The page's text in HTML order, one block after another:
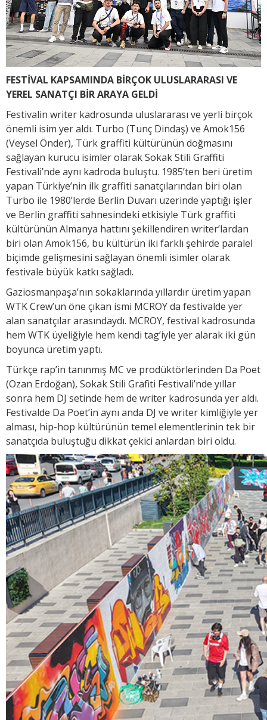
FESTİVAL KAPSAMINDA BİRÇOK ULUSLARARASI VE
YEREL SANATÇI BİR ARAYA GELDİ
Festivalin writer kadrosunda uluslararası ve yerli birçok
önemli isim yer aldı. Turbo (Tunç Dindaş) ve Amok156
(Veysel Önder), Türk graffiti kültürünün doğmasını
sağlayan kurucu isimler olarak Sokak Stili Graffiti
Festivali’nde aynı kadroda buluştu. 1985’ten beri üretim
yapan Türkiye’nin ilk graffiti sanatçılarından biri olan
Turbo ile 1980’lerde Berlin Duvarı üzerinde yaptığı işler
ve Berlin graffiti sahnesindeki etkisiyle Türk graffiti
kültürünün Almanya hattını şekillendiren writer’lardan
biri olan Amok156, bu kültürün iki farklı şehirde paralel
biçimde gelişmesini sağlayan önemli isimler olarak
festivale büyük katkı sağladı.
Gaziosmanpaşa’nın sokaklarında yıllardır üretim yapan
WTK Crew’un öne çıkan ismi MCROY da festivalde yer
alan sanatçılar arasındaydı. MCROY, festival kadrosunda
hem WTK üyeliğiyle hem kendi tag’iyle yer alarak iki gün
boyunca üretim yaptı.
Türkçe rap’in tanınmış MC ve prodüktörlerinden Da Poet
(Ozan Erdoğan), Sokak Stili Grafiti Festivali’nde yıllar
sonra hem DJ setinde hem de writer kadrosunda yer aldı.
Festivalde Da Poet’in aynı anda DJ ve writer kimliğiyle yer
alması, hip-hop kültürünün temel elementlerinin tek bir
sanatçıda buluştuğu dikkat çekici anlardan biri oldu.